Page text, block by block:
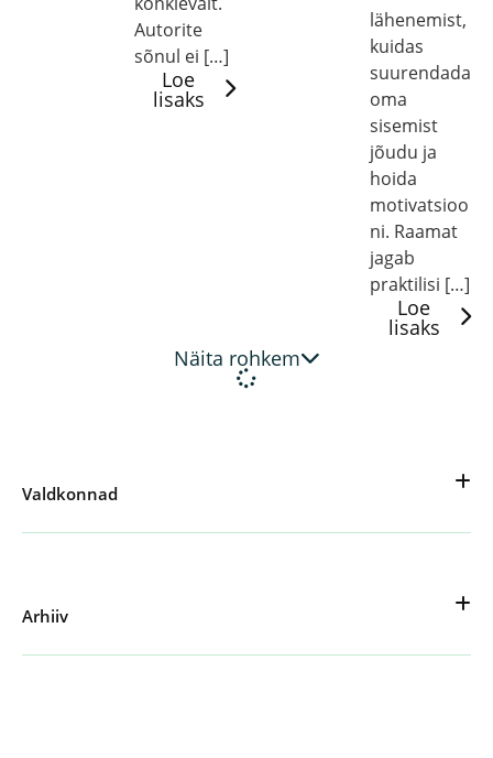
Autorite
sõnul ei […]
Loe
lisaks
lähenemist,
kuidas
suurendada
oma
sisemist
jõudu ja
hoida
motivatsioo
ni. Raamat
jagab
praktilisi […]
Loe
lisaks
Näita rohkem
Valdkonnad
Arhiiv